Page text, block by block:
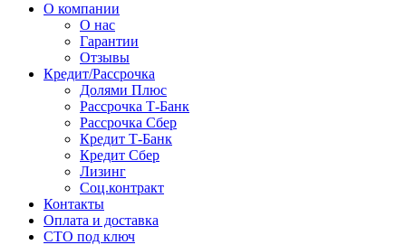
О компании
О нас
Гарантии
Отзывы
Кредит/Рассрочка
Долями Плюс
Рассрочка Т-Банк
Рассрочка Сбер
Кредит Т-Банк
Кредит Сбер
Лизинг
Соц.контракт
Контакты
Оплата и доставка
СТО под ключ